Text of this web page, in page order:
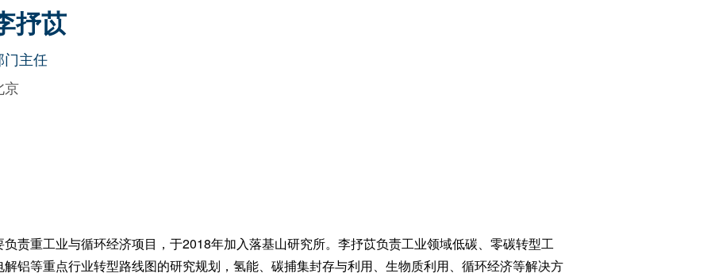
抒苡
门主任
京
责重工业与循环经济项目，于2018年加入落基山研究所。李抒苡负责工业领域低碳、零碳转型工
铝等重点行业转型路线图的研究规划，氢能、碳捕集封存与利用、生物质利用、循环经济等解决方